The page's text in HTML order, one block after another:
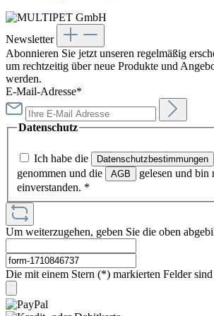
Newsletter
Abonnieren Sie jetzt unseren regelmäßig
um rechtzeitig über neue Produkte und
werden.
E-Mail-Adresse*
Datenschutz
Ich habe die Datenschutzbestimmungen
genommen und die
AGB
gelesen und bin
einverstanden. *
Um weiterzugehen, geben Sie die oben
Die mit einem Stern (*) markierten Felder